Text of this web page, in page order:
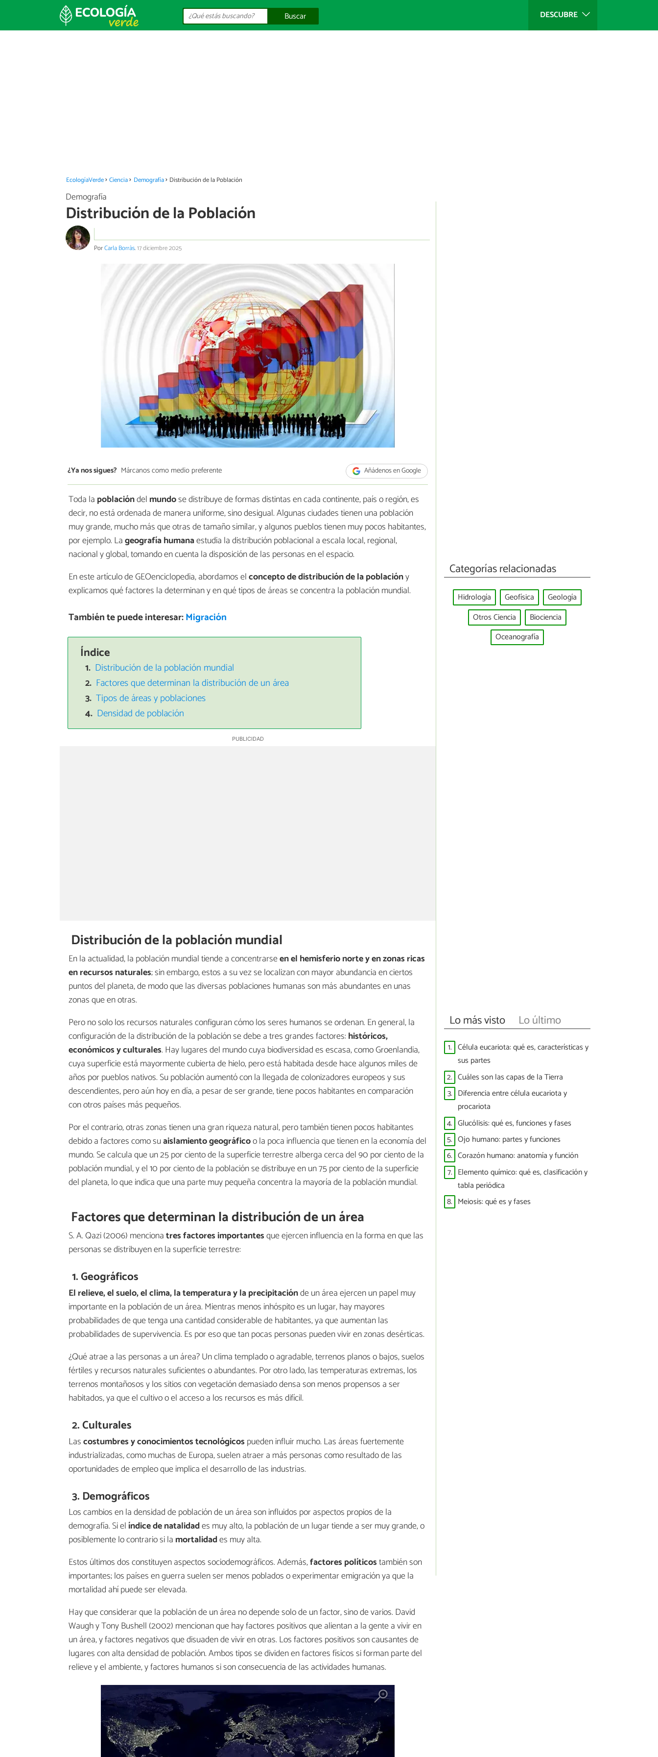
DESCUBRE
Buscar
EcologíaVerde Ciencia Demografía Distribución de la Población
Demografía
Distribución de la Población
PorCarla Borràs.17 diciembre 2025
¿Ya nos sigues? Márcanos como medio preferente Añádenos en Google
Toda la poblacióndel mundose distribuye de formas distintas en cada continente, país o región, es
decir, no está ordenada de manera uniforme, sino desigual. Algunas ciudades tienen una población
muy grande, mucho más que otras de tamaño similar, y algunos pueblos tienen muy pocos habitantes,
por ejemplo. Lageografíahumanaestudia la distribución poblacional a escala local, regional,
nacional y global, tomando en cuenta la disposición de las personas en el espacio.
En este artículo de GEOenciclopedia, abordamos elconcepto de distribución de la poblacióny
explicamos qué factores la determinan y en qué tipos de áreas se concentra la población mundial.
También te puede interesar:Migración
Índice
Distribución de la población mundial
Factores que determinan la distribución de un área
Tipos de áreas y poblaciones
Densidad de población
Distribución de la población mundial
En la actualidad, la población mundial tiende a concentrarseen el hemisferio norte y en zonas ricas
en recursos naturales; sin embargo, estos a su vez se localizan con mayor abundancia en ciertos
puntos del planeta, de modo que las diversas poblaciones humanas son más abundantes en unas
zonas que en otras.
Pero no solo los recursos naturales configuran cómo los seres humanos se ordenan. En general, la
configuración de la distribución de la población se debe a tres grandes factores:históricos,
económicos y culturales. Hay lugares del mundo cuya biodiversidad es escasa, como Groenlandia,
cuya superficie está mayormente cubierta de hielo, pero está habitada desde hace algunos miles de
años por pueblos nativos. Su población aumentó con la llegada de colonizadores europeos y sus
descendientes, pero aún hoy en día, a pesar de ser grande, tiene pocos habitantes en comparación
con otros países más pequeños.
Por el contrario, otras zonas tienen una gran riqueza natural, pero también tienen pocos habitantes
debido a factores como suaislamientogeográficoo la poca influencia que tienen en la economía del
mundo. Se calcula que un 25 por ciento de la superficie terrestre alberga cerca del 90 por ciento de la
población mundial, y el 10 por ciento de la población se distribuye en un 75 por ciento de la superficie
del planeta, lo que indica que una parte muy pequeña concentra la mayoría de la población mundial.
Factores que determinan la distribución de un área
S. A. Qazi (2006) mencionatres factores importantesque ejercen influencia en la forma en que las
personas se distribuyen en la superficie terrestre:
1. Geográficos
El relieve, el suelo, el clima, la temperatura y la precipitaciónde un área ejercen un papel muy
importante en la población de un área. Mientras menos inhóspito es un lugar, hay mayores
probabilidades de que tenga una cantidad considerable de habitantes, ya que aumentan las
probabilidades de supervivencia. Es por eso que tan pocas personas pueden vivir en zonas desérticas.
¿Qué atrae a las personas a un área? Un clima templado o agradable, terrenos planos o bajos, suelos
fértiles y recursos naturales suficientes o abundantes. Por otro lado, las temperaturas extremas, los
terrenos montañosos y los sitios con vegetación demasiado densa son menos propensos a ser
habitados, ya que el cultivo o el acceso a los recursos es más difícil.
2. Culturales
Lascostumbres y conocimientos tecnológicos pueden influir mucho. Las áreas fuertemente
industrializadas, como muchas de Europa, suelen atraer a más personas como resultado de las
oportunidades de empleo que implica el desarrollo de las industrias.
3. Demográficos
Los cambios en la densidad de población de un área son influidos por aspectos propios de la
demografía. Si elíndice de natalidades muy alto, la población de un lugar tiende a ser muy grande, o
posiblemente lo contrario si la mortalidades muy alta.
Estos últimos dos constituyen aspectos sociodemográficos. Además,factores políticostambién son
importantes; los países en guerra suelen ser menos poblados o experimentar emigración ya que la
mortalidad ahí puede ser elevada.
Hay que considerar que la población de un área no depende solo de un factor, sino de varios. David
Waugh y Tony Bushell (2002) mencionan que hay factores positivos que alientan a la gente a vivir en
un área, y factores negativos que disuaden de vivir en otras. Los factores positivos son causantes de
lugares con alta densidad de población. Ambos tipos se dividen en factores físicos si forman parte del
relieve y el ambiente, y factores humanos si son consecuencia de las actividades humanas.
Categorías relacionadas
Hidrología Geofísica
Geología
Otros Ciencia
Biociencia
Oceanografía
Lo más visto Lo último
1. Célula eucariota: qué es, características y
sus partes
2. Cuáles son las capas de la Tierra
3. Diferencia entre célula eucariota y
procariota
4. Glucólisis: qué es, funciones y fases
5. Ojo humano: partes y funciones
6. Corazón humano: anatomía y función
7. Elemento químico: qué es, clasificación y
tabla periódica
8. Meiosis: qué es y fases